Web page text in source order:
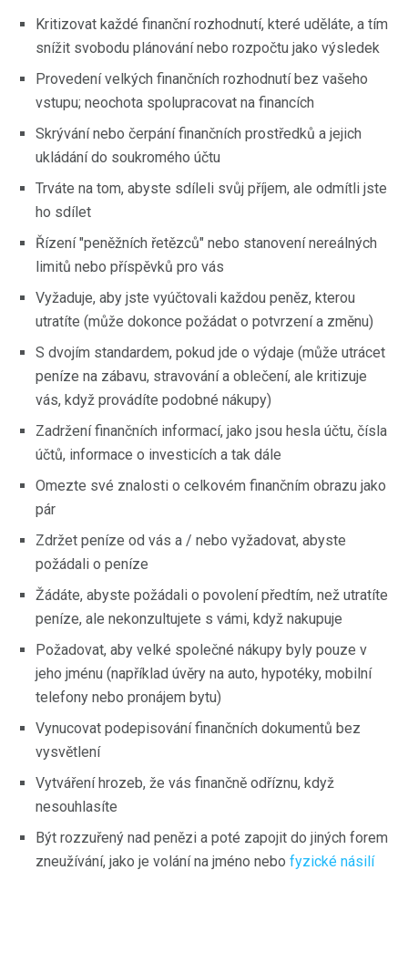
Kritizovat každé finanční rozhodnutí, které uděláte, a tím
snížit svobodu plánování nebo rozpočtu jako výsledek
Provedení velkých finančních rozhodnutí bez vašeho
vstupu; neochota spolupracovat na financích
Skrývání nebo čerpání finančních prostředků a jejich
ukládání do soukromého účtu
Trváte na tom, abyste sdíleli svůj příjem, ale odmítli jste
ho sdílet
Řízení "peněžních řetězců" nebo stanovení nereálných
limitů nebo příspěvků pro vás
Vyžaduje, aby jste vyúčtovali každou peněz, kterou
utratíte (může dokonce požádat o potvrzení a změnu)
S dvojím standardem, pokud jde o výdaje (může utrácet
peníze na zábavu, stravování a oblečení, ale kritizuje
vás, když provádíte podobné nákupy)
Zadržení finančních informací, jako jsou hesla účtu, čísla
účtů, informace o investicích a tak dále
Omezte své znalosti o celkovém finančním obrazu jako
pár
Zdržet peníze od vás a / nebo vyžadovat, abyste
požádali o peníze
Žádáte, abyste požádali o povolení předtím, než utratíte
peníze, ale nekonzultujete s vámi, když nakupuje
Požadovat, aby velké společné nákupy byly pouze v
jeho jménu (například úvěry na auto, hypotéky, mobilní
telefony nebo pronájem bytu)
Vynucovat podepisování finančních dokumentů bez
vysvětlení
Vytváření hrozeb, že vás finančně odříznu, když
nesouhlasíte
Být rozzuřený nad penězi a poté zapojit do jiných forem
zneužívání, jako je volání na jméno nebo fyzické násilí